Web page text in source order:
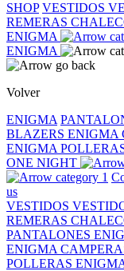
SHOP VESTIDOS
REMERAS
ENIGMA
ENIGMA
Volver
ENIGMA
BLAZERS ENIGMA
ENIGMA
ONE NIGHT
us
VESTIDOS
REMERAS
PANTALONES
ENIGMA
POLLERAS